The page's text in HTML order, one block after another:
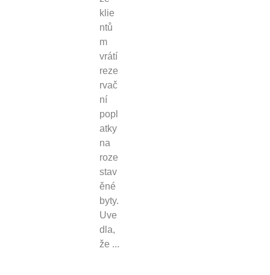
klie
ntů
m
vrátí
reze
rvač
ní
popl
atky
na
roze
stav
ěné
byty.
Uve
dla,
že ...